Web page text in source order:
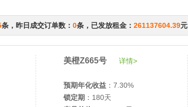
条，昨日成交订单数： 0条，已发放租金： 261137604.39元
美橙Z665号 详情>
预期年化收益 ：7.30%
锁定期 ：180天